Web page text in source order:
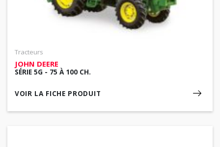
Tracteurs
JOHN DEERE
SÉRIE 5G - 75 À 100 CH.
VOIR LA FICHE PRODUIT